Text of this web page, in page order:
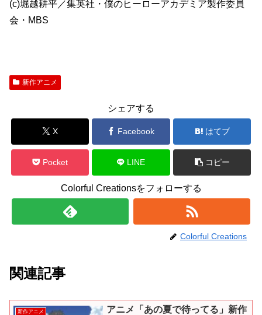
(c)堀越耕平／集英社・僕のヒーローアカデミア製作委員
会・MBS
新作アニメ
シェアする
X Facebook はてブ
Pocket LINE コピー
Colorful Creationsをフォローする
Colorful Creations
関連記事
新作アニメ
アニメ「あの夏で待ってる」新作